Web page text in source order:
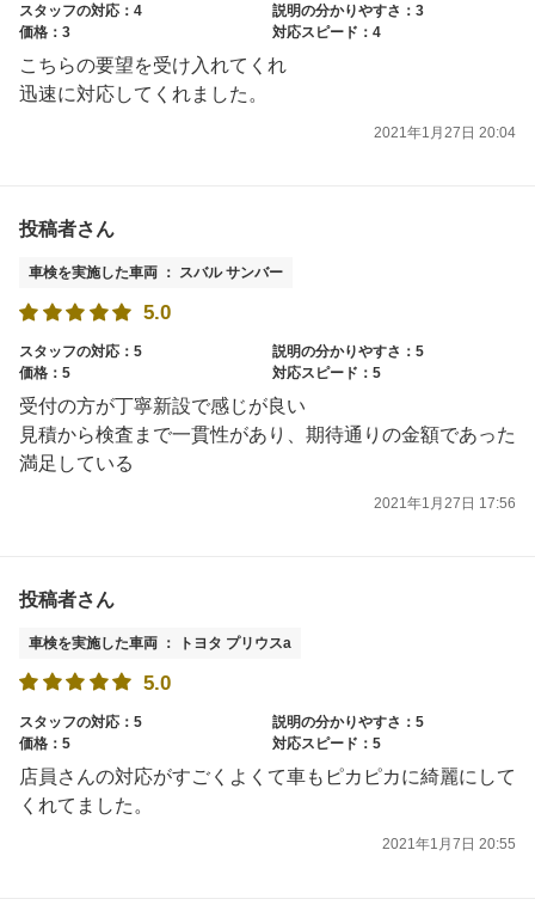
スタッフの対応：4
説明の分かりやすさ：3
価格：3
対応スピード：4
こちらの要望を受け入れてくれ
迅速に対応してくれました。
2021年1月27日 20:04
投稿者さん
車検を実施した車両 ： スバル サンバー
5.0
スタッフの対応：5
説明の分かりやすさ：5
価格：5
対応スピード：5
受付の方が丁寧新設で感じが良い
見積から検査まで一貫性があり、期待通りの金額であった
満足している
2021年1月27日 17:56
投稿者さん
車検を実施した車両 ： トヨタ プリウスa
5.0
スタッフの対応：5
説明の分かりやすさ：5
価格：5
対応スピード：5
店員さんの対応がすごくよくて車もピカピカに綺麗にして
くれてました。
2021年1月7日 20:55